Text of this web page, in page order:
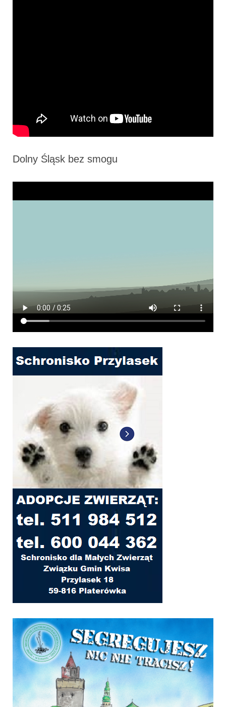
Dolny Śląsk bez smogu